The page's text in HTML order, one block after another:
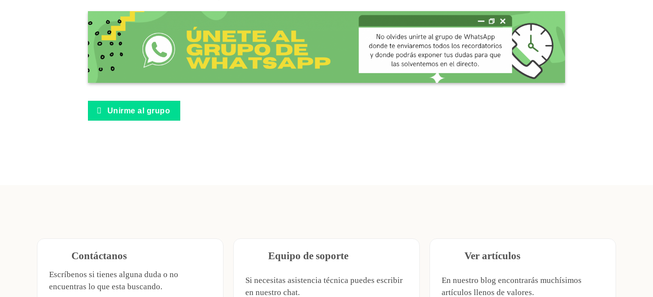
Unirme al grupo
Contáctanos
Escríbenos si tienes alguna duda o no
encuentras lo que esta buscando.
Equipo de soporte
Si necesitas asistencia técnica puedes escribir
en nuestro chat.
Ver artículos
En nuestro blog encontrarás muchísimos
artículos llenos de valores.